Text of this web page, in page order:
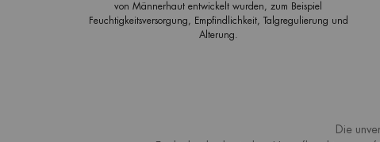
von Männerhaut entwickelt wurden, zum Beispiel
Feuchtigkeitsversorgung, Empfindlichkeit, Talgregulierung und
Alterung.
Die